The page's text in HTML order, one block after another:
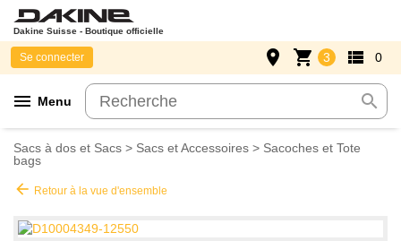
Dakine Suisse - Boutique officielle
menu Menu search
Se connecter place shopping_cart 3 view_list 0
Sacs à dos et Sacs > Sacs et Accessoires > Sacoches et Tote
bags
arrow_back Retour à la vue d'ensemble